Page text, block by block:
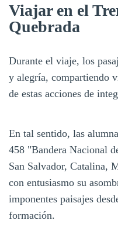
Viajar en el
Quebrada
Durante el viaje, los
y alegría, compartiendo
de estas acciones de
En tal sentido, las
458 "Bandera Nacional
San Salvador, Catalina,
con entusiasmo su
imponentes paisajes
formación.